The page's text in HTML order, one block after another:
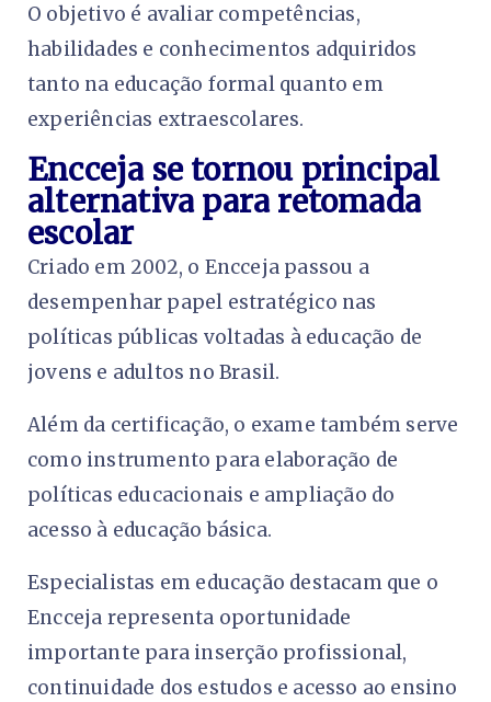
O objetivo é avaliar competências,
habilidades e conhecimentos adquiridos
tanto na educação formal quanto em
experiências extraescolares.
Encceja se tornou principal
alternativa para retomada
escolar
Criado em 2002, o Encceja passou a
desempenhar papel estratégico nas
políticas públicas voltadas à educação de
jovens e adultos no Brasil.
Além da certificação, o exame também serve
como instrumento para elaboração de
políticas educacionais e ampliação do
acesso à educação básica.
Especialistas em educação destacam que o
Encceja representa oportunidade
importante para inserção profissional,
continuidade dos estudos e acesso ao ensino